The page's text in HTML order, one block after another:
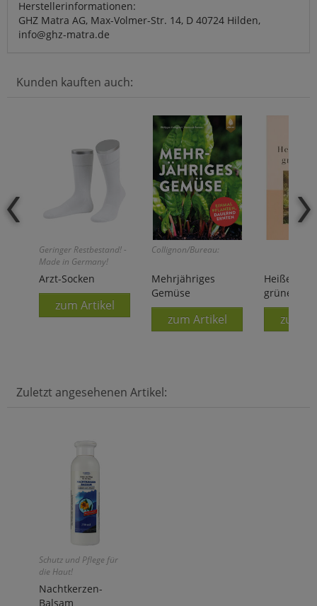
Herstellerinformationen:
GHZ Matra AG, Max-Volmer-Str. 14, D 40724 Hilden,
info@ghz-matra.de
Kunden kauften auch:
Geringer Restbestand! -
Made in Germany!
Arzt-Socken
zum Artikel
Collignon/Bureau:
Mehrjähriges
Gemüse
zum Artikel
Heiße
grüne
zum
Zuletzt angesehenen Artikel:
Schutz und Pflege für
die Haut!
Nachtkerzen-
Balsam